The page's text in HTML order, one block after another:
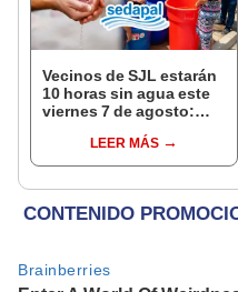
Vecinos de SJL estarán
10 horas sin agua este
viernes 7 de agosto:
afectadas, según
Sedapal
LEER MÁS